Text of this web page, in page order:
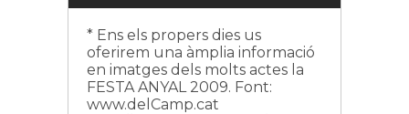
* Ens els propers dies us
oferirem una àmplia informació
en imatges dels molts actes la
FESTA ANYAL 2009. Font:
www.delCamp.cat